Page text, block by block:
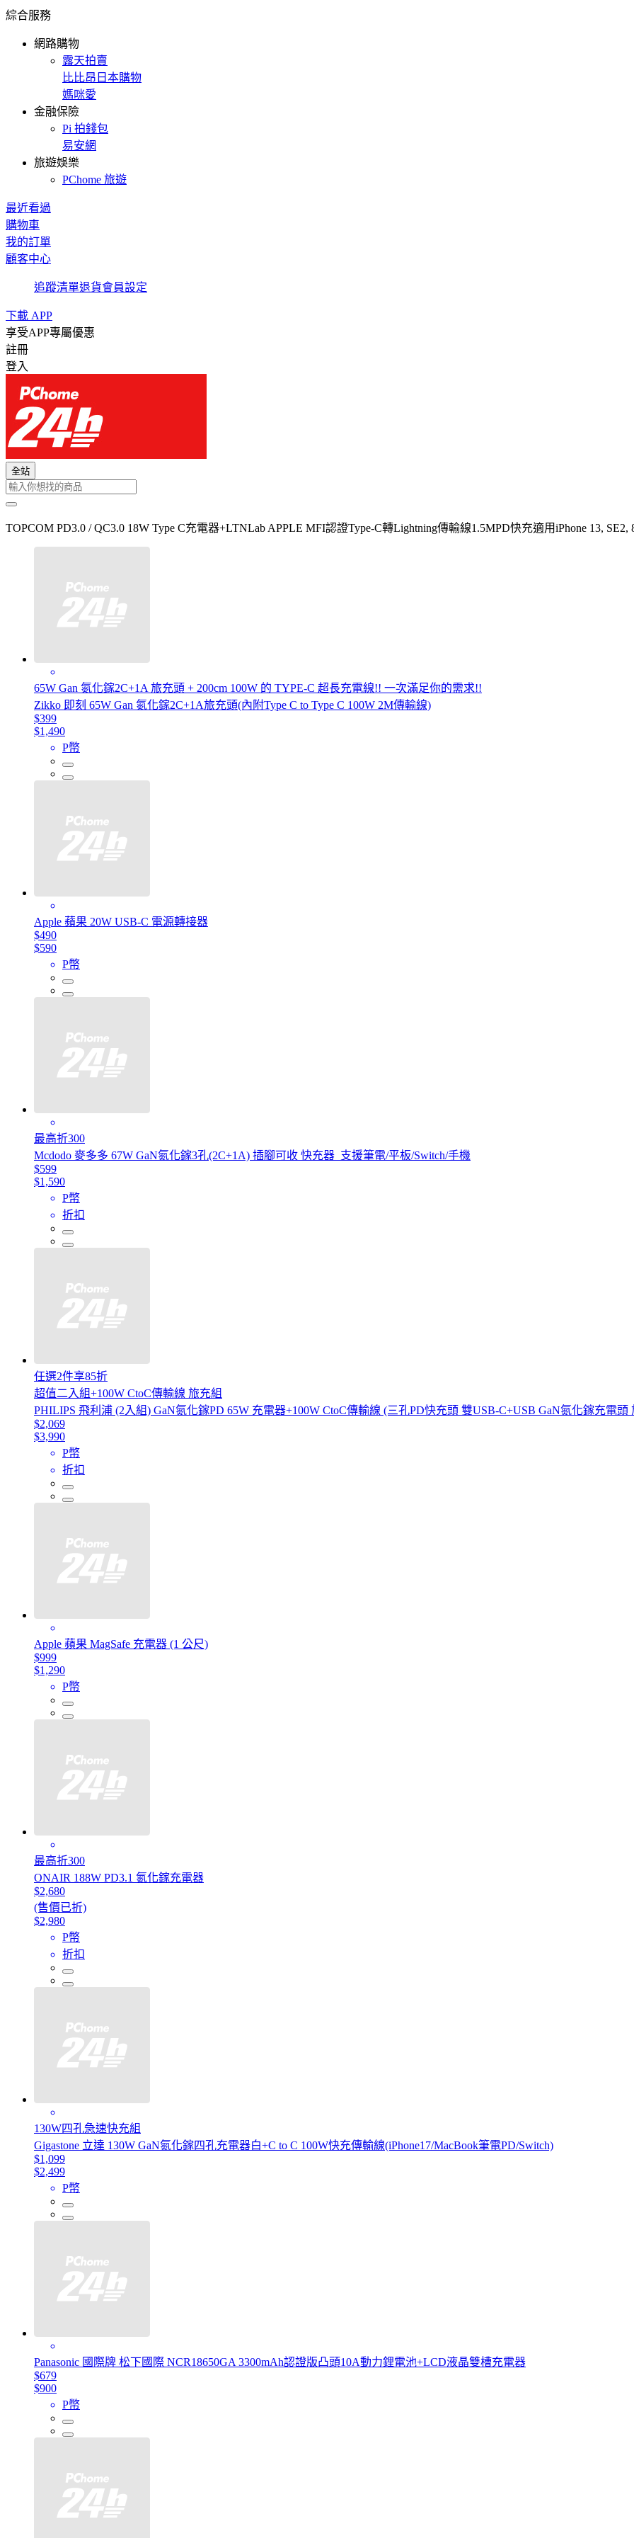
綜合服務
網路購物
露天拍賣
比比昂日本購物
媽咪愛
金融保險
Pi 拍錢包
易安網
旅遊娛樂
PChome 旅遊
最近看過
購物車
我的訂單
顧客中心
追蹤清單退貨會員設定
下載 APP
享受APP專屬優惠
註冊
登入
全站
TOPCOM PD3.0 / QC3.0 18W Type C充電器+LTNLab APPLE MFI認證Type-C轉Lightning傳輸線1.5MPD快充適用iPhone 13, SE2,
65W Gan 氮化鎵2C+1A 旅充頭 + 200cm 100W 的 TYPE-C 超長充電線!! 一次滿足你的需求!!
Zikko 即刻 65W Gan 氮化鎵2C+1A旅充頭(內附Type C to Type C 100W 2M傳輸線)
$399
$1,490
P幣
Apple 蘋果 20W USB-C 電源轉接器
$490
$590
P幣
最高折300
Mcdodo 麥多多 67W GaN氮化鎵3孔(2C+1A) 插腳可收 快充器_支援筆電/平板/Switch/手機
$599
$1,590
P幣
折扣
任選2件享85折
超值二入組+100W CtoC傳輸線 旅充組
PHILIPS 飛利浦 (2入組) GaN氮化鎵PD 65W 充電器+100W CtoC傳輸線 (三孔PD快充頭 雙USB-C+USB GaN氮化鎵充電頭
$2,069
$3,990
P幣
折扣
Apple 蘋果 MagSafe 充電器 (1 公尺)
$999
$1,290
P幣
最高折300
ONAIR 188W PD3.1 氮化鎵充電器
$2,680
(售價已折)
$2,980
P幣
折扣
130W四孔急速快充組
Gigastone 立達 130W GaN氮化鎵四孔充電器白+C to C 100W快充傳輸線(iPhone17/MacBook筆電PD/Switch)
$1,099
$2,499
P幣
Panasonic 國際牌 松下國際 NCR18650GA 3300mAh認證版凸頭10A動力鋰電池+LCD液晶雙槽充電器
$679
$900
P幣